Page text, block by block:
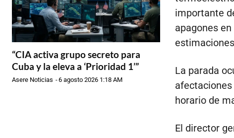
“CIA activa grupo secreto para
Cuba y la eleva a ‘Prioridad 1’”
Asere Noticias -6 agosto 2026 1:18 AM
importante
apagones
La parada
horario de
El director